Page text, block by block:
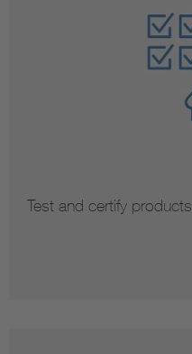
Test and certify products